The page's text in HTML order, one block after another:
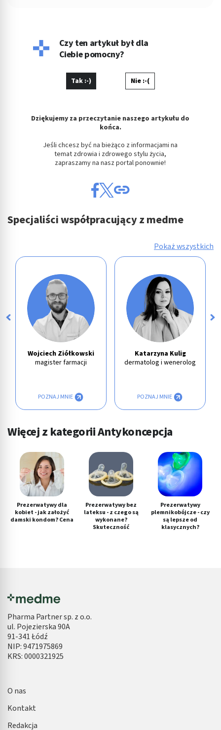
Czy ten artykuł był dla
Ciebie pomocny?
Tak :-) Nie :-(
Dziękujemy za przeczytanie naszego artykułu do
końca.
Jeśli chcesz być na bieżąco z informacjami na
temat zdrowia i zdrowego stylu życia,
zapraszamy na nasz portal ponownie!
Specjaliści współpracujący z medme
Pokaż wszystkich
Wojciech Ziółkowski
magister farmacji
POZNAJ MNIE
Katarzyna Kulig
dermatolog i wenerolog
POZNAJ MNIE
Więcej z kategorii Antykoncepcja
Prezerwatywy dla
kobiet - jak założyć
damski kondom? Cena
Prezerwatywy bez
lateksu - z czego są
wykonane?
Skuteczność
Prezerwatywy
plemnikobójcze - czy
są lepsze od
klasycznych?
Pharma Partner sp. z o.o.
ul. Pojezierska 90A
91-341 Łódź
NIP: 9471975869
KRS: 0000321925
O nas
Kontakt
Redakcja